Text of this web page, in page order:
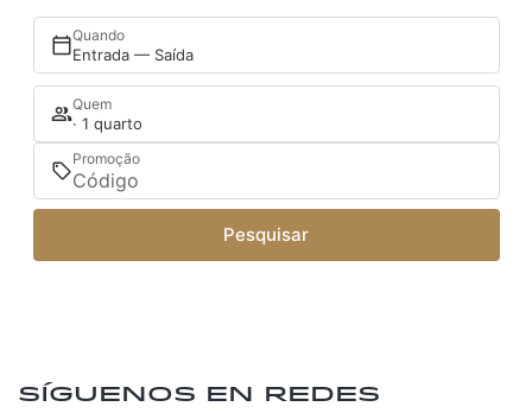
Quando
Entrada — Saída
Quem
· 1 quarto
Promoção
Pesquisar
Síguenos en redes